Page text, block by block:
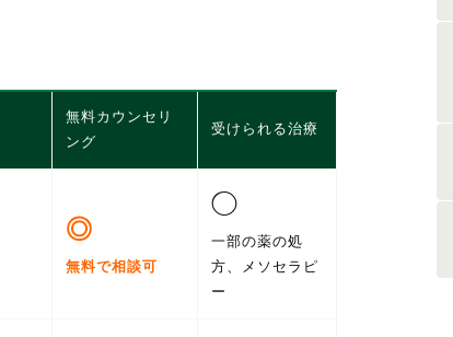
無料カウンセリ
ング
受けられる治療
◎
無料で相談可
◯
一部の薬の処
方、メソセラピ
ー